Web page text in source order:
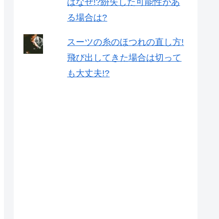
はなぜ!?紛失した可能性があ
る場合は?
スーツの糸のほつれの直し方!
飛び出してきた場合は切って
も大丈夫!?